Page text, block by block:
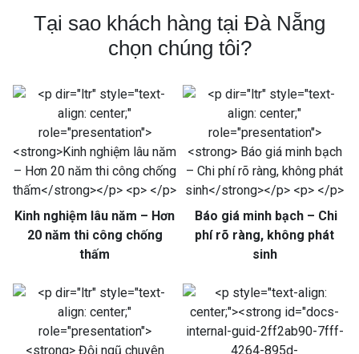
Tại sao khách hàng tại Đà Nẵng
chọn chúng tôi?
Kinh nghiệm lâu năm – Hơn
20 năm thi công chống
thấm
Báo giá minh bạch – Chi
phí rõ ràng, không phát
sinh